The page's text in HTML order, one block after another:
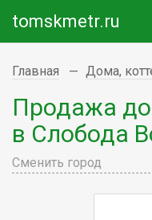
tomskmetr.ru
Главная Дома,
Продажа
в Слобода
Сменить город